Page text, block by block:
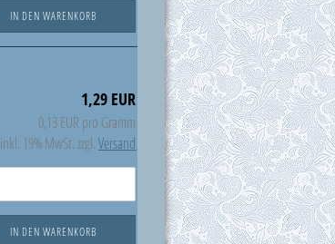
IN DEN WARENKORB
1,29 EUR
0,13 EUR pro Gramm
inkl. 19% MwSt. zzgl.Versand
IN DEN WARENKORB